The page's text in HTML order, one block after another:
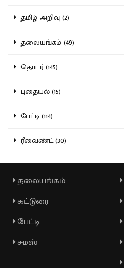
தமிழ் அறிவு (2)
தலையங்கம் (49)
தொடர் (145)
புதையல் (15)
பேட்டி (114)
ரீவைண்ட் (30)
தலையங்கம்
கட்டுரை
பேட்டி
சமஸ்